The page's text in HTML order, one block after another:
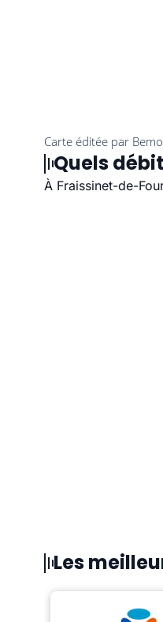
Quels
À Fraissinet-de-
Les